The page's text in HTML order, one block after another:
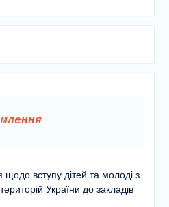
@lyceum1man?_t=8YJMx0RJgIf&_r=1
вступу дітей та молоді з
України до закладів